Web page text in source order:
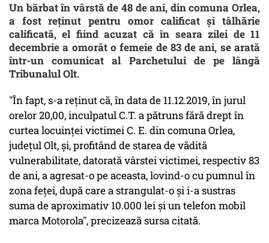
Un bărbat în vârstă de 48 de ani, din comuna Orlea,
a fost reţinut pentru omor calificat şi tâlhărie
calificată, el fiind acuzat că în seara zilei de 11
decembrie a omorât o femeie de 83 de ani, se arată
într-un comunicat al Parchetului de pe lângă
Tribunalul Olt.
"În fapt, s-a reţinut că, în data de 11.12.2019, în jurul
orelor 20,00, inculpatul C.T. a pătruns fără drept în
curtea locuinţei victimei C. E. din comuna Orlea,
judeţul Olt, şi, profitând de starea de vădită
vulnerabilitate, datorată vârstei victimei, respectiv 83
de ani, a agresat-o pe aceasta, lovind-o cu pumnul în
zona feţei, după care a strangulat-o şi i-a sustras
suma de aproximativ 10.000 lei şi un telefon mobil
marca Motorola", precizează sursa citată.